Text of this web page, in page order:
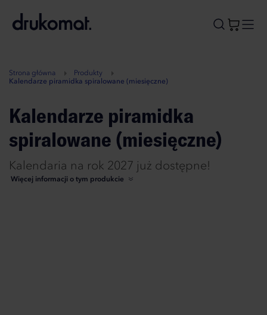
A
Strona główna
Produkty
Kalendarze piramidka spiralowane (miesięczne)
Kalendarze piramidka
spiralowane (miesięczne)
Kalendaria na rok 2027 już dostępne!
Więcej informacji o tym produkcie